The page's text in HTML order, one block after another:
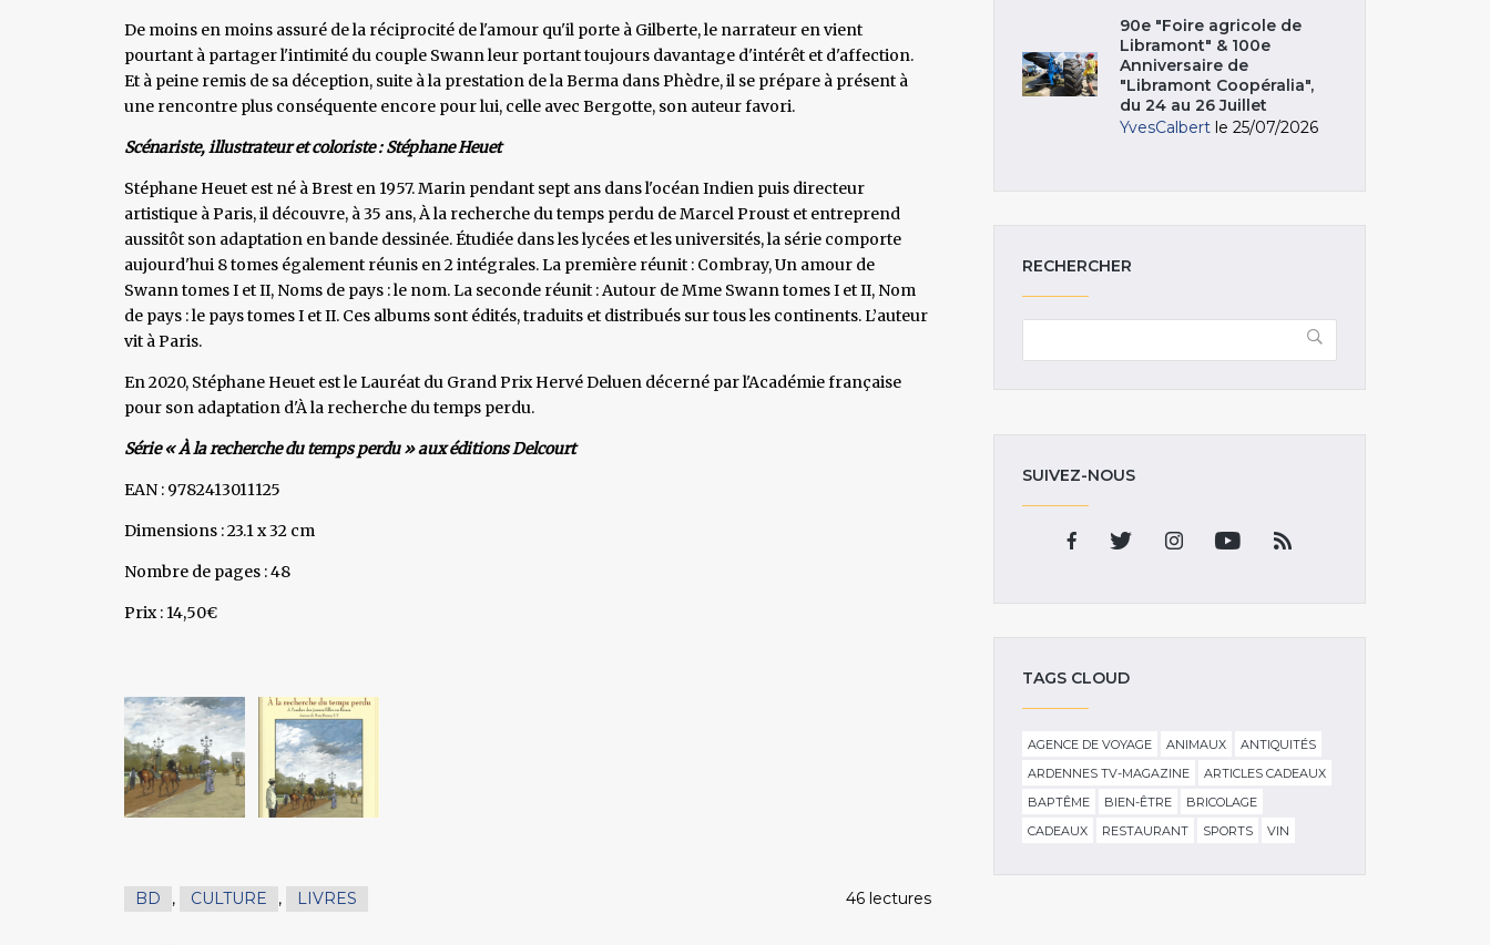
De moins en moins assuré de la réciprocité de l'amour qu'il porte à Gilberte, le narrateur en vient
pourtant à partager l'intimité du couple Swann leur portant toujours davantage d'intérêt et d'affection.
Et à peine remis de sa déception, suite à la prestation de la Berma dans Phèdre, il se prépare à présent à
une rencontre plus conséquente encore pour lui, celle avec Bergotte, son auteur favori.
Scénariste, illustrateur et coloriste : Stéphane Heuet
Stéphane Heuet est né à Brest en 1957. Marin pendant sept ans dans l'océan Indien puis directeur
artistique à Paris, il découvre, à 35 ans, À la recherche du temps perdu de Marcel Proust et entreprend
aussitôt son adaptation en bande dessinée. Étudiée dans les lycées et les universités, la série comporte
aujourd'hui 8 tomes également réunis en 2 intégrales. La première réunit : Combray, Un amour de
Swann tomes I et II, Noms de pays : le nom. La seconde réunit : Autour de Mme Swann tomes I et II, Nom
de pays : le pays tomes I et II. Ces albums sont édités, traduits et distribués sur tous les continents. L’auteur
vit à Paris.
En 2020, Stéphane Heuet est le Lauréat du Grand Prix Hervé Deluen décerné par l'Académie française
pour son adaptation d'À la recherche du temps perdu.
Série « À la recherche du temps perdu » aux éditions Delcourt
EAN : 9782413011125
Dimensions : 23.1 x 32 cm
Nombre de pages : 48
Prix : 14,50€
BD , CULTURE , LIVRES 46 lectures
90e "Foire agricole de
Libramont" & 100e
Anniversaire de
"Libramont Coopéralia",
du 24 au 26 Juillet
YvesCalbert le 25/07/2026
RECHERCHER
SUIVEZ-NOUS
TAGS CLOUD
AGENCE DE VOYAGE ANIMAUX
ANTIQUITÉS
ARDENNES TV-MAGAZINE
ARTICLES CADEAUX
BAPTÊME
BIEN-ÊTRE
BRICOLAGE
CADEAUX
RESTAURANT SPORTS VIN